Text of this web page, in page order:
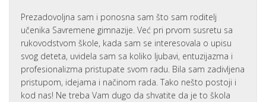
Prezadovoljna sam i ponosna sam što sam roditelj
učenika Savremene gimnazije. Već pri prvom susretu sa
rukovodstvom škole, kada sam se interesovala o upisu
svog deteta, uvidela sam sa koliko ljubavi, entuzijazma i
profesionalizma pristupate svom radu. Bila sam zadivljena
pristupom, idejama i načinom rada. Tako nešto postoji i
kod nas! Ne treba Vam dugo da shvatite da je to škola